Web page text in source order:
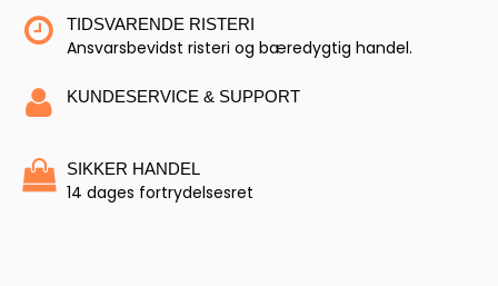
TIDSVARENDE RISTERI
Ansvarsbevidst risteri og bæredygtig handel.
KUNDESERVICE & SUPPORT
SIKKER HANDEL
14 dages fortrydelsesret